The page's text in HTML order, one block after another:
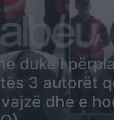
duke i
3 autorët
dhe e